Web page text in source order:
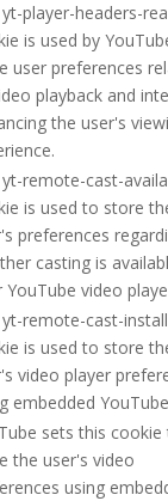
player-headers-
is used by
user preferences
playback and
the user's
remote-cast-
is used to store
preferences
casting is
YouTube video
yt-remote-cast-
is used to store
video player
embedded
sets this cookie
the user's video
using